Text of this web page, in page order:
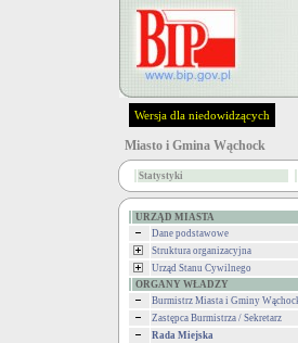
Wersja dla niedowidzących
Miasto i Gmina Wąchock
Statystyki
URZĄD MIASTA
Dane podstawowe
Struktura organizacyjna
Urząd Stanu Cywilnego
ORGANY WŁADZY
Burmistrz Miasta i Gminy
Zastępca Burmistrza / Sekretarz
Rada Miejska